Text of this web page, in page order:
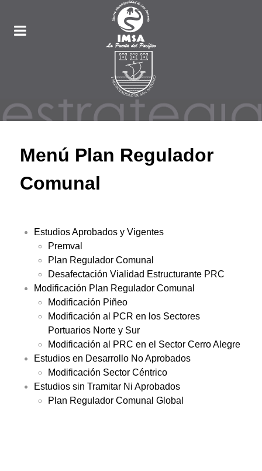
Menú Plan Regulador
Comunal
Estudios Aprobados y Vigentes
Premval
Plan Regulador Comunal
Desafectación Vialidad Estructurante PRC
Modificación Plan Regulador Comunal
Modificación Piñeo
Modificación al PCR en los Sectores
Portuarios Norte y Sur
Modificación al PRC en el Sector Cerro Alegre
Estudios en Desarrollo No Aprobados
Modificación Sector Céntrico
Estudios sin Tramitar Ni Aprobados
Plan Regulador Comunal Global